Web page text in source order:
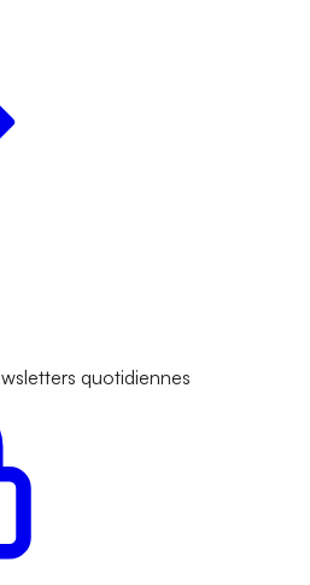
quotidiennes